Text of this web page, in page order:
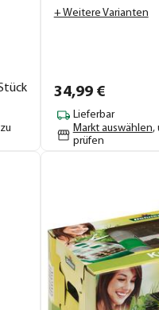
+ Weitere Varianten
34,99€
Lieferbar
Markt auswählen,
prüfen